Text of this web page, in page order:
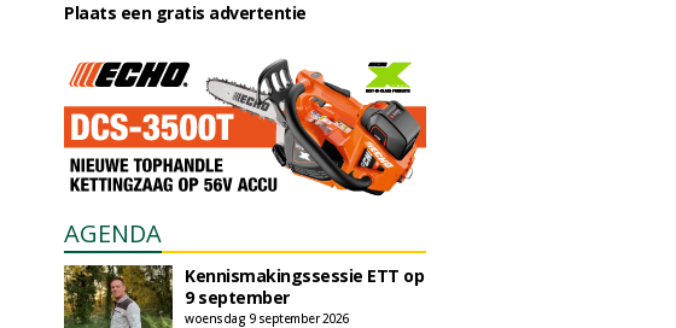
Plaats een gratis advertentie
AGENDA
Kennismakingssessie ETT op
9 september
woensdag 9 september 2026